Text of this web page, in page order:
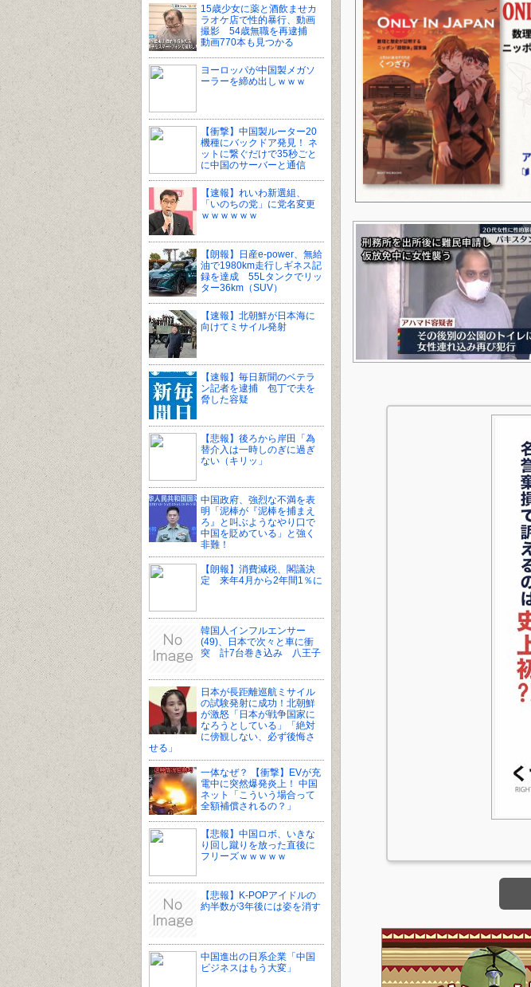
15歳少女に薬と酒飲ませカ
ラオケ店で性的暴行、動画
撮影 54歳無職を再逮捕
動画770本も見つかる
ヨーロッパが中国製メガソ
ーラーを締め出しｗｗｗ
【衝撃】中国製ルーター20
機種にバックドア発見！ ネ
ットに繋ぐだけで35秒ごと
に中国のサーバーと通信
【速報】れいわ新選組、
「いのちの党」に党名変更
ｗｗｗｗｗｗ
【朗報】日産e-power、無給
油で1980km走行しギネス記
録を達成 55Lタンクでリッ
ター36km（SUV）
【速報】北朝鮮が日本海に
向けてミサイル発射
【速報】毎日新聞のベテラ
ン記者を逮捕 包丁で夫を
脅した容疑
【悲報】後ろから岸田「為
替介入は一時しのぎに過ぎ
ない（キリッ」
中国政府、強烈な不満を表
明「泥棒が『泥棒を捕まえ
ろ』と叫ぶようなやり口で
中国を貶めている」と強く
非難！
【朗報】消費減税、閣議決
定 来年4月から2年間1％に
韓国人インフルエンサー
(49)、日本で次々と車に衝
突 計7台巻き込み 八王子
日本が長距離巡航ミサイル
の試験発射に成功！北朝鮮
が激怒「日本が戦争国家に
なろうとしている」「絶対
に傍観しない、必ず後悔さ
せる」
一体なぜ？ 【衝撃】EVが充
電中に突然爆発炎上！ 中国
ネット「こういう場合って
全額補償されるの？」
【悲報】中国ロボ、いきな
り回し蹴りを放った直後に
フリーズｗｗｗｗｗ
【悲報】K-POPアイドルの
約半数が3年後には姿を消す
中国進出の日系企業「中国
ビジネスはもう大変」